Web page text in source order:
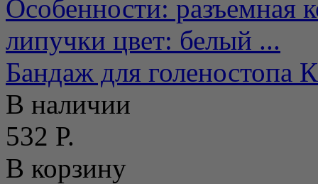
Особенности: разъемная
липучки цвет: белый ...
Бандаж для
В наличии
532 Р.
В корзину